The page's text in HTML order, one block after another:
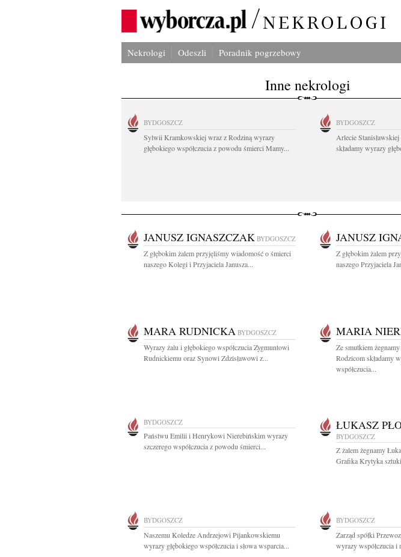
Nekrologi Odeszli Poradnik pogrzebowy
Inne nekrologi
BYDGOSZCZ
Sylwii Kramkowskiej wraz z Rodziną wyrazy
głębokiego współczucia z powodu śmierci Mamy...
BYDGOSZCZ
Arlecie
składamy wyrazy
JANUSZ IGNASZCZAK BYDGOSZCZ
Z głębokim żalem przyjęliśmy wiadomość o śmierci
naszego Kolegi i Przyjaciela Janusza...
JANUSZ
Z głębokim żalem
naszego Przyjaciela
MARA RUDNICKA BYDGOSZCZ
Wyrazy żalu i głębokiego współczucia Zygmuntowi
Rudnickiemu oraz Synowi Zdzisławowi z...
MARIA
Ze smutkiem
Rodzicom składamy
współczucia...
BYDGOSZCZ
Państwu Emilii i Henrykowi Nierebińskim wyrazy
szczerego współczucia z powodu śmierci...
ŁUKASZ
BYDGOSZCZ
Z żalem żegnamy
Grafika Krytyka
BYDGOSZCZ
Naszemu Koledze Andrzejowi Pijankowskiemu
wyrazy głębokiego współczucia i słowa wsparcia...
BYDGOSZCZ
Zarząd spółki
wyrazy współczucia i